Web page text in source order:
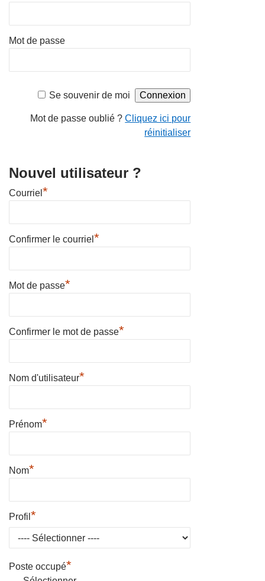
Mot de passe
Se souvenir de moi
Mot de passe oublié ?Cliquez ici pour
réinitialiser
Nouvel utilisateur ?
Courriel *
Confirmer le courriel *
Mot de passe*
Confirmer le mot de passe*
Nom d'utilisateur*
Prénom*
Nom*
Profil *
Poste occupé*